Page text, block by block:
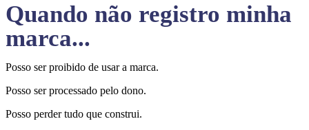
Quando não registro minha
marca...
Posso ser proibido de usar a marca.
Posso ser processado pelo dono.
Posso perder tudo que construi.